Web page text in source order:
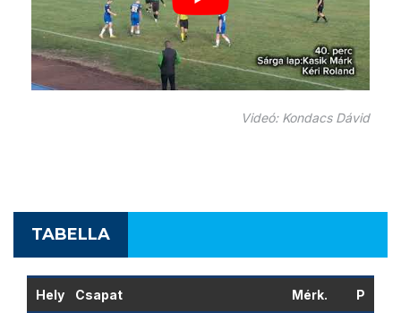
Videó: Kondacs Dávid
TABELLA
Hely Csapat Mérk. P